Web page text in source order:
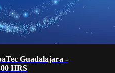
Guadalajara -
HRS